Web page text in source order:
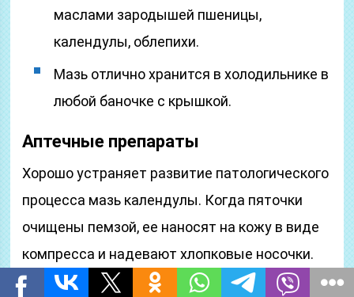
маслами зародышей пшеницы,
календулы, облепихи.
Мазь отлично хранится в холодильнике в
любой баночке с крышкой.
Аптечные препараты
Хорошо устраняет развитие патологического
процесса мазь календулы. Когда пяточки
очищены пемзой, ее наносят на кожу в виде
компресса и надевают хлопковые носочки.